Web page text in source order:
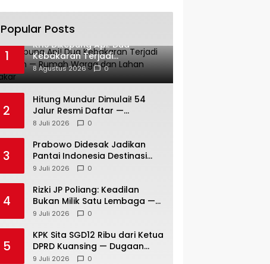
Popular Posts
1
KHS Dikepung Api! Dua
Kebakaran Terjadi
Berdekatan — Rumah Warga
dan Lahan Terbakar
8 Agustus 2026 0
2
Hitung Mundur Dimulai! 54
Jalur Resmi Daftar —
Technical Meeting Pacu Jalur
8 Juli 2026 0
3
Prabowo Didesak Jadikan
Pantai Indonesia Destinasi
Kelas Dunia — Prof Sutan
Daerah Bergerak!
9 Juli 2026 0
4
Rizki JP Poliang: Keadilan
Bukan Milik Satu Lembaga —
Semua Wajib Mengawalnya
9 Juli 2026 0
5
KPK Sita SGD12 Ribu dari Ketua
DPRD Kuansing — Dugaan
Peran Pengumpulan Dana Alih
9 Juli 2026 0